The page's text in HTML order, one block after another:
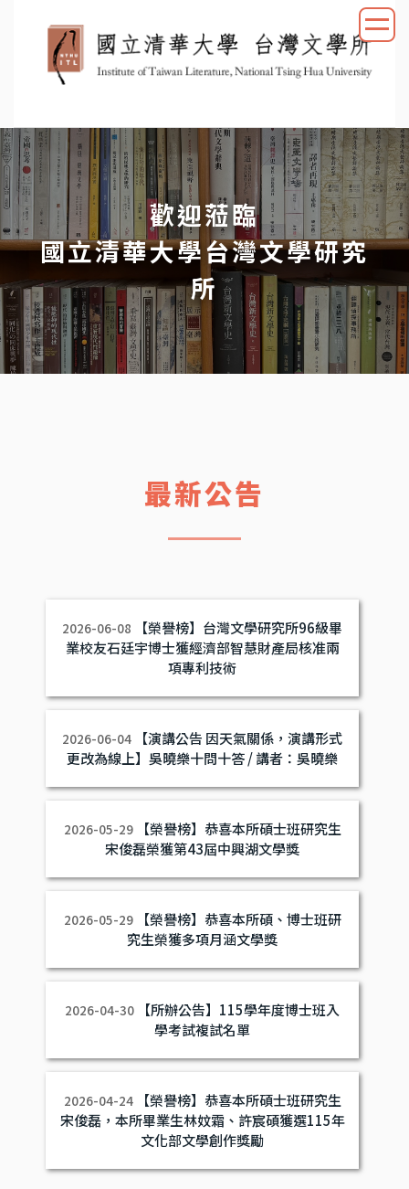
容
區
歡迎蒞臨
國立清華大學台灣文學研究
所
最新公告
2026-06-08
【榮譽榜】台灣文學研究所96級畢
業校友石廷宇博士獲經濟部智慧財產局核准兩
項專利技術
2026-06-04
【演講公告 因天氣關係，演講形式
更改為線上】吳曉樂十問十答 / 講者：吳曉樂
2026-05-29
【榮譽榜】恭喜本所碩士班研究生
宋俊磊榮獲第43屆中興湖文學獎
2026-05-29
【榮譽榜】恭喜本所碩、博士班研
究生榮獲多項月涵文學獎
2026-04-30
【所辦公告】115學年度博士班入
學考試複試名單
2026-04-24
【榮譽榜】恭喜本所碩士班研究生
宋俊磊，本所畢業生林妏霜、許宸碩獲選115年
文化部文學創作獎勵